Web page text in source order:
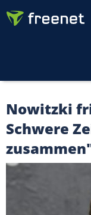
Nowitzki
Schwere